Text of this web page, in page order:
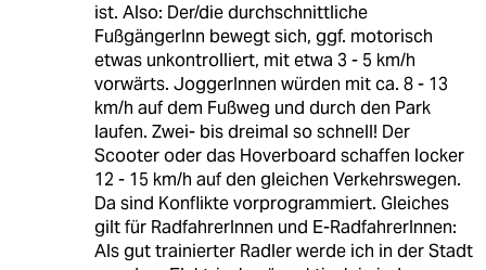
ist. Also: Der/die durchschnittliche
FußgängerInn bewegt sich, ggf. motorisch
etwas unkontrolliert, mit etwa 3 - 5 km/h
vorwärts. JoggerInnen würden mit ca. 8 - 13
km/h auf dem Fußweg und durch den Park
laufen. Zwei- bis dreimal so schnell! Der
Scooter oder das Hoverboard schaffen locker
12 - 15 km/h auf den gleichen Verkehrswegen.
Da sind Konflikte vorprogrammiert. Gleiches
gilt für RadfahrerInnen und E-RadfahrerInnen:
Als gut trainierter Radler werde ich in der Stadt